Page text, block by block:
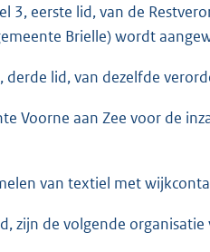
3, eerste lid, van de
Brielle) wordt
lid, van dezelfde
Voorne aan Zee voor de
van textiel met
zijn de volgende